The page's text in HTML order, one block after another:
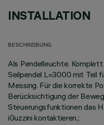
INSTALLATION
BESCHREIBUNG
Als Pendelleuchte.
Seilpendel L=3000 mit Teil
Messing. Für die korrekte
Berücksichtigung der
Steuerungsfunktionen das
iGuzzini kontaktieren.;